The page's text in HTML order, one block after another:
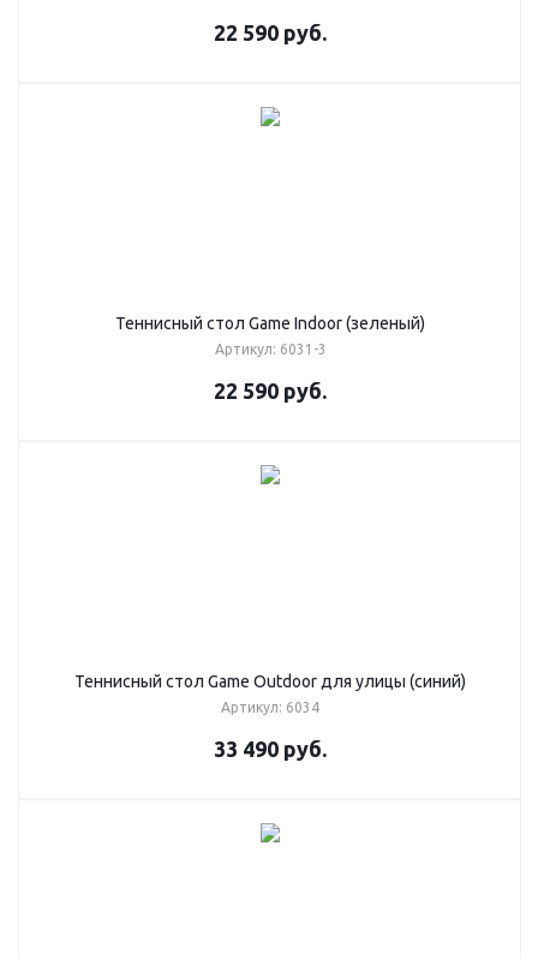
22 590 руб.
Теннисный стол Game Indoor (зеленый)
Артикул: 6031-3
22 590 руб.
Теннисный стол Game Outdoor для улицы (синий)
Артикул: 6034
33 490 руб.